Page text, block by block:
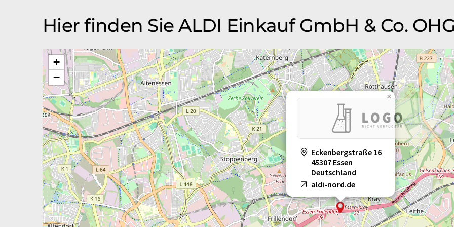
Hier finden Sie ALDI Einkauf GmbH & Co.
Eckenbergstraße 16
45307 Essen
Deutschland
aldi-nord.de
×
+
−